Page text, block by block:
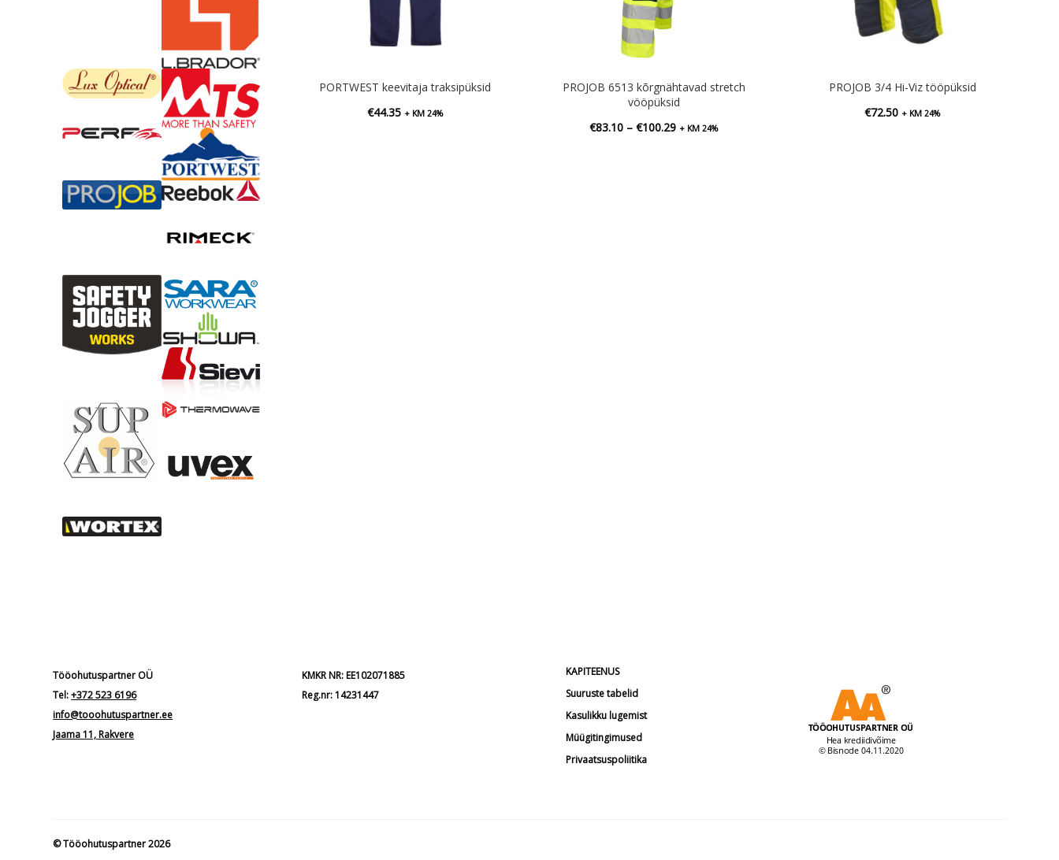
PORTWEST keevitaja traksipüksid
€44.35 + KM 24%
PROJOB 6513 kõrgnähtavad stretch
vööpüksid
€83.10 – €100.29Hinnavahemik:
+ KM 24%
PROJOB 3/4 Hi-Viz tööpüksid
€72.50 + KM 24%
Tööohutuspartner OÜ
Tel:+372 523 6196
info@tooohutuspartner.ee
Jaama 11, Rakvere
KMKR NR: EE102071885
Reg.nr: 14231447
KAPITEENUS
Suuruste tabelid
Kasulikku lugemist
Müügitingimused
Privaatsuspoliitika
© Tööohutuspartner 2026